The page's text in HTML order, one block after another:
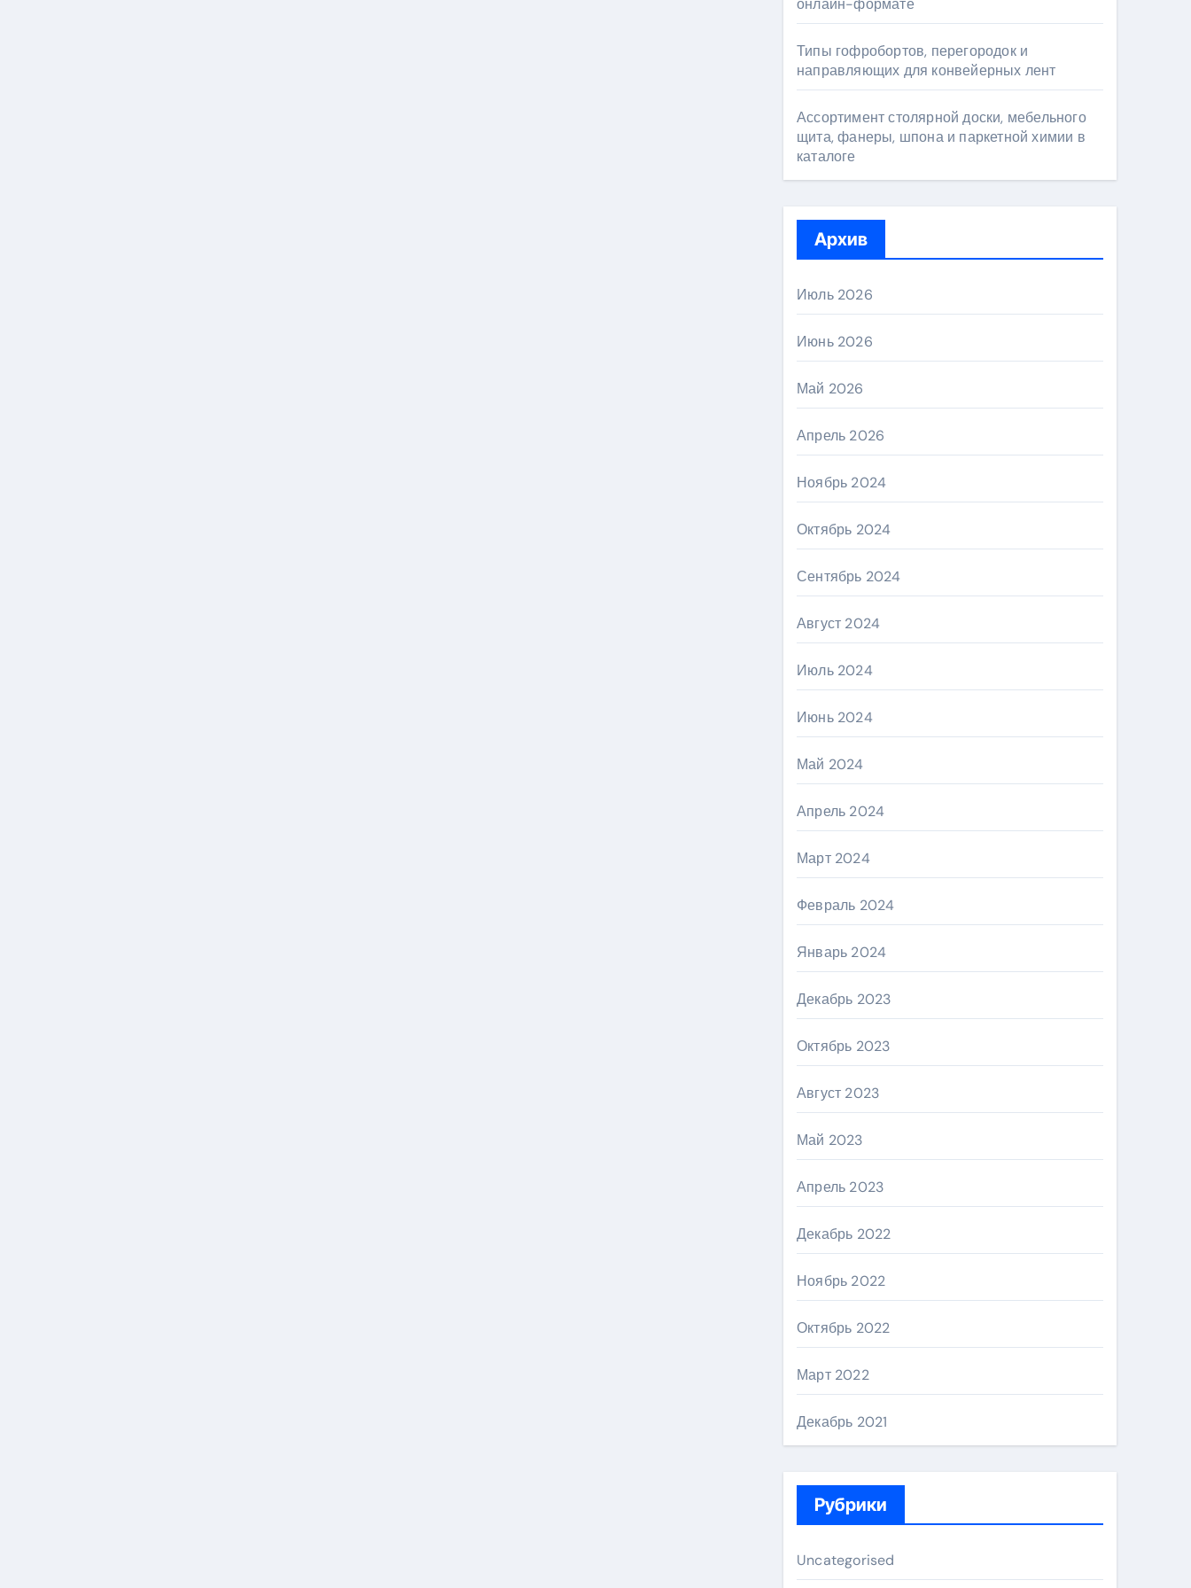
онлайн-формате
Типы гофробортов, перегородок и
направляющих для конвейерных лент
Ассортимент столярной доски, мебельного
щита, фанеры, шпона и паркетной химии в
каталоге
Архив
Июль 2026
Июнь 2026
Май 2026
Апрель 2026
Ноябрь 2024
Октябрь 2024
Сентябрь 2024
Август 2024
Июль 2024
Июнь 2024
Май 2024
Апрель 2024
Март 2024
Февраль 2024
Январь 2024
Декабрь 2023
Октябрь 2023
Август 2023
Май 2023
Апрель 2023
Декабрь 2022
Ноябрь 2022
Октябрь 2022
Март 2022
Декабрь 2021
Рубрики
Uncategorised